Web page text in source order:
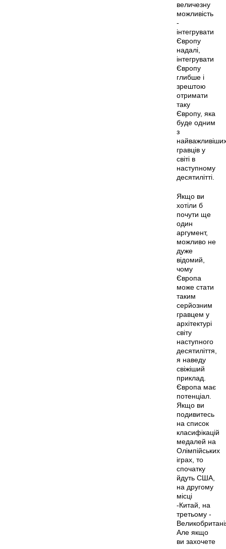
величезну
можливість
-
інтегрувати
Європу
надалі,
інтегрувати
Європу
глибше і
зрештою
отримати
таку
Європу, яка
буде одним
з
гравців у
світі в
наступному
десятилітті.
Якщо ви
хотіли б
почути ще
один
аргумент,
можливо не
дуже
відомий,
чому
Європа
може стати
таким
серйозним
гравцем у
архітектурі
світу
наступного
десятиліття,
я наведу
свіжіший
приклад.
Європа має
потенціал.
Якщо ви
подивитесь
на список
класифікацій
медалей на
Олімпійських
іграх, то
спочатку
йдуть США,
на другому
місці
-Китай, на
третьому -
Але якщо
ви захочете